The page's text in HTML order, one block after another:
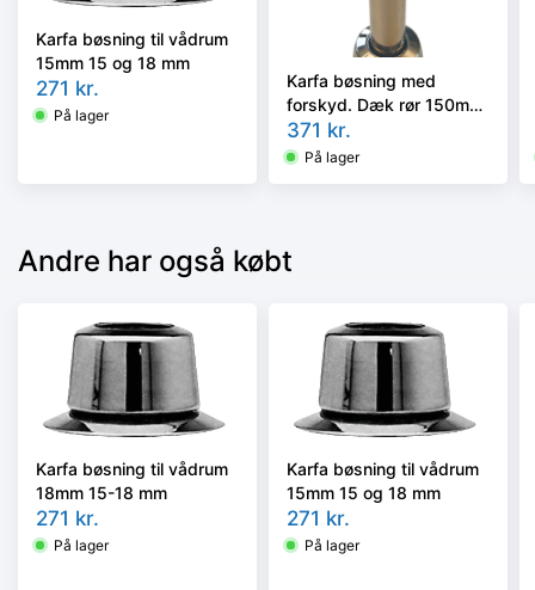
Karfa bøsning til vådrum
15mm 15 og 18 mm
271 kr.
På lager
Karfa bøsning med
forskyd. Dæk rør 150mm
til rir System
(opføringssætil radiator)
371 kr.
På lager
Andre har også købt
Karfa bøsning til vådrum
18mm 15-18 mm
271 kr.
På lager
Karfa bøsning til vådrum
15mm 15 og 18 mm
271 kr.
På lager